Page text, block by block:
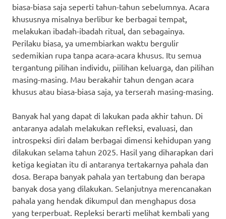
biasa-biasa saja seperti tahun-tahun sebelumnya. Acara
khususnya misalnya berlibur ke berbagai tempat,
melakukan ibadah-ibadah ritual, dan sebagainya.
Perilaku biasa, ya umembiarkan waktu bergulir
sedemikian rupa tanpa acara-acara khusus. Itu semua
tergantung pilihan individu, piilihan keluarga, dan pilihan
masing-masing. Mau berakahir tahun dengan acara
khusus atau biasa-biasa saja, ya terserah masing-masing.
Banyak hal yang dapat di lakukan pada akhir tahun. Di
antaranya adalah melakukan refleksi, evaluasi, dan
introspeksi diri dalam berbagai dimensi kehidupan yang
dilakukan selama tahun 2025. Hasil yang diharapkan dari
ketiga kegiatan itu di antaranya tertakarnya pahala dan
dosa. Berapa banyak pahala yan tertabung dan berapa
banyak dosa yang dilakukan. Selanjutnya merencanakan
pahala yang hendak dikumpul dan menghapus dosa
yang terperbuat. Repleksi berarti melihat kembali yang